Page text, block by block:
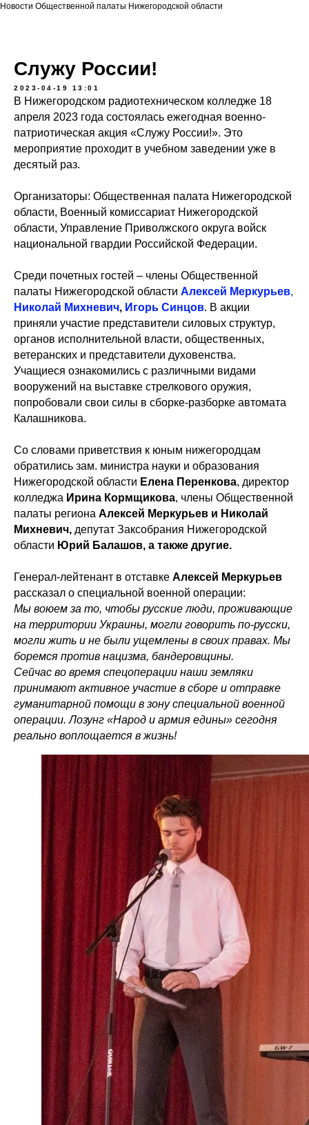
Новости Общественной палаты Нижегородской области
Служу России!
2023-04-19 13:01
В Нижегородском радиотехническом колледже 18
апреля 2023 года состоялась ежегодная военно-
патриотическая акция «Служу России!». Это
мероприятие проходит в учебном заведении уже в
десятый раз.
Организаторы: Общественная палата Нижегородской
области, Военный комиссариат Нижегородской
области, Управление Приволжского округа войск
национальной гвардии Российской Федерации.
Среди почетных гостей – члены Общественной
палаты Нижегородской области Алексей Меркурьев,
Николай Михневич, Игорь Синцов. В акции
приняли участие представители силовых структур,
органов исполнительной власти, общественных,
ветеранских и представители духовенства.
Учащиеся ознакомились c различными видами
вооружений на выставке стрелкового оружия,
попробовали свои силы в сборке-разборке автомата
Калашникова.
Со словами приветствия к юным нижегородцам
обратились зам. министра науки и образования
Нижегородской области Елена Перенкова, директор
колледжа Ирина Кормщикова, члены Общественной
палаты региона Алексей Меркурьев и Николай
Михневич, депутат Заксобрания Нижегородской
области Юрий Балашов, а также другие.
Генерал-лейтенант в отставке Алексей Меркурьев
рассказал о специальной военной операции:
Мы воюем за то, чтобы русские люди, проживающие
на территории Украины, могли говорить по-русски,
могли жить и не были ущемлены в своих правах. Мы
боремся против нацизма, бандеровщины.
Сейчас во время спецоперации наши земляки
принимают активное участие в сборе и отправке
гуманитарной помощи в зону специальной военной
операции. Лозунг «Народ и армия едины» сегодня
реально воплощается в жизнь!